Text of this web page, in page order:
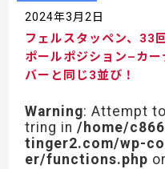
2024年3月2日
フェルスタッペン、33
ポールポジション–カー
バーと同じ3並び！
Warning: Attempt
tring in/home/
tinger2.com/wp-
er/functions.php